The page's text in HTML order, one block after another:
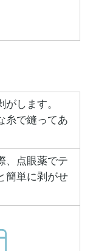
します。
糸で縫ってあ
、点眼薬でテ
簡単に剥がせ